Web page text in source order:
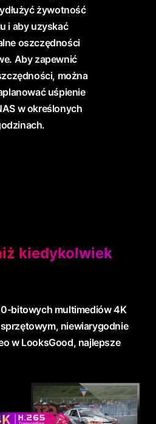
żywotność
i aby uzyskać
oszczędności
Aby zapewnić
można
uśpienie
w określonych
kiedykolwiek
bitowych multimediów 4K
niewiarygodnie
w LooksGood, najlepsze